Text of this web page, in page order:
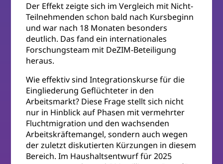
Der Effekt zeigte sich im Vergleich mit Nicht-
Teilnehmenden schon bald nach Kursbeginn
und war nach 18 Monaten besonders
deutlich. Das fand ein internationales
Forschungsteam mit DeZIM-Beteiligung
heraus.
Wie effektiv sind Integrationskurse für die
Eingliederung Geflüchteter in den
Arbeitsmarkt? Diese Frage stellt sich nicht
nur in Hinblick auf Phasen mit vermehrter
Fluchtmigration und den wachsenden
Arbeitskräftemangel, sondern auch wegen
der zuletzt diskutierten Kürzungen in diesem
Bereich. Im Haushaltsentwurf für 2025